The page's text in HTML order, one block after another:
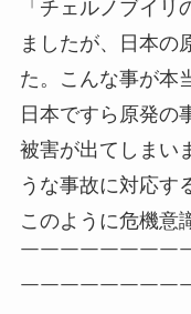
「チェルノブイ
ましたが、日本の
た。こんな事が本
日本ですら原発の
被害が出てしまい
うな事故に対応す
このように危機意
￣￣￣￣￣￣￣￣
￣￣￣￣￣￣￣￣